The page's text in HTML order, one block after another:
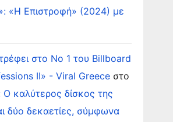
«Η Επιστροφή» (2024) με
στο Νο 1 του Billboard
II» - Viral Greece στο
καλύτερος δίσκος της
δύο δεκαετίες, σύμφωνα